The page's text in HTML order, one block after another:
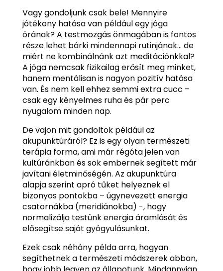
Vagy gondoljunk csak bele! Mennyire
jótékony hatása van például egy jóga
órának? A testmozgás önmagában is fontos
része lehet bárki mindennapi rutinjának… de
miért ne kombinálnánk azt meditációnkkal?
A jóga nemcsak fizikailag erősít meg minket,
hanem mentálisan is nagyon pozitív hatása
van. És nem kell ehhez semmi extra cucc –
csak egy kényelmes ruha és pár perc
nyugalom minden nap.
De vajon mit gondoltok például az
akupunktúráról? Ez is egy olyan természeti
terápia forma, ami már régóta jelen van
kultúránkban és sok embernek segített már
javítani életminőségén. Az akupunktúra
alapja szerint apró tűket helyeznek el
bizonyos pontokba – úgynevezett energia
csatornákba (meridiánokba) -, hogy
normalizálja testünk energia áramlását és
elősegítse saját gyógyulásunkat.
Ezek csak néhány példa arra, hogyan
segíthetnek a természeti módszerek abban,